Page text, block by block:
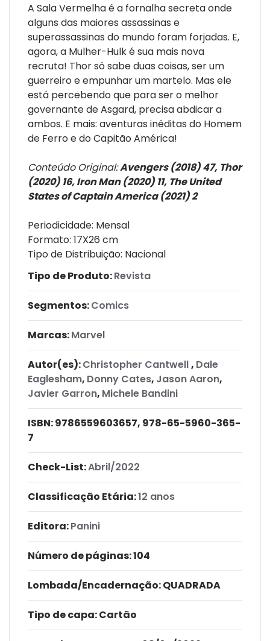
A Sala Vermelha é a fornalha secreta onde
alguns das maiores assassinas e
superassassinas do mundo foram forjadas. E,
agora, a Mulher-Hulk é sua mais nova
recruta! Thor só sabe duas coisas, ser um
guerreiro e empunhar um martelo. Mas ele
está percebendo que para ser o melhor
governante de Asgard, precisa abdicar a
ambos. E mais: aventuras inéditas do Homem
de Ferro e do Capitão América!
Conteúdo Original:Avengers (2018) 47, Thor
(2020) 16, Iron Man (2020) 11, The United
States of Captain America (2021) 2
Periodicidade: Mensal
Formato: 17X26 cm
Tipo de Distribuição: Nacional
Tipo de Produto:Revista
Segmentos:Comics
Marcas:Marvel
Autor(es):Christopher Cantwell, Dale
Eaglesham, Donny Cates, Jason Aaron,
Javier Garron, Michele Bandini
ISBN:9786559603657, 978-65-5960-365-
7
Check-List:Abril/2022
Classificação Etária:12 anos
Editora:Panini
Número de páginas: 104
Lombada/Encadernação: QUADRADA
Tipo de capa:Cartão